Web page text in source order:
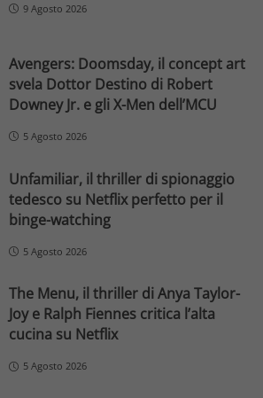
9 Agosto 2026
Avengers: Doomsday, il concept art
svela Dottor Destino di Robert
Downey Jr. e gli X-Men dell’MCU
5 Agosto 2026
Unfamiliar, il thriller di spionaggio
tedesco su Netflix perfetto per il
binge-watching
5 Agosto 2026
The Menu, il thriller di Anya Taylor-
Joy e Ralph Fiennes critica l’alta
cucina su Netflix
5 Agosto 2026